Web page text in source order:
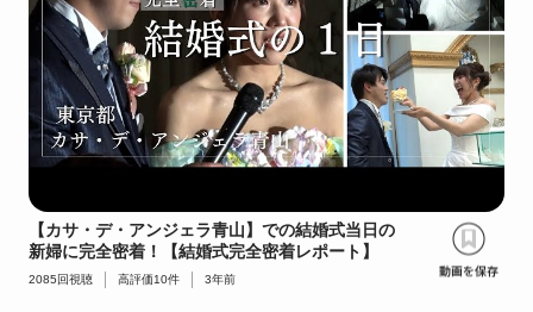
【カサ・デ・アンジェラ青山】での結婚式当日の
新婦に完全密着！【結婚式完全密着レポート】
2085 回視聴 高評価10件 3年前